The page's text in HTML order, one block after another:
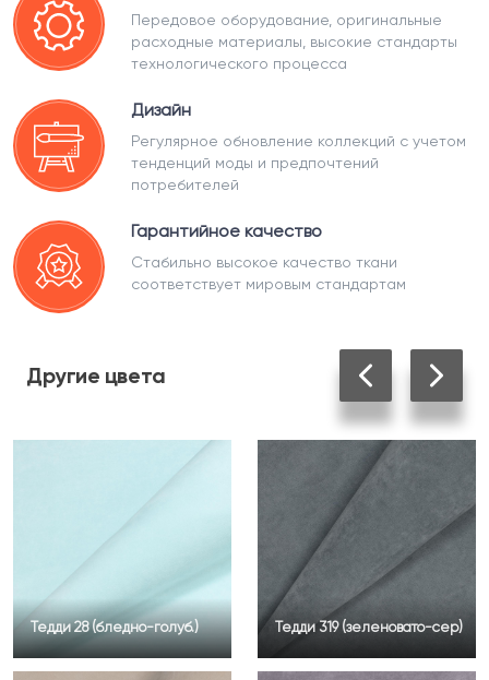
Передовое оборудование, оригинальные
расходные материалы, высокие стандарты
технологического процесса
Дизайн
Регулярное обновление коллекций с учетом
тенденций моды и предпочтений
потребителей
Гарантийное качество
Стабильно высокое качество ткани
соответствует мировым стандартам
Другие цвета
Тедди 28 (бледно-голуб.) Тедди 319 (зеленовато-сер)